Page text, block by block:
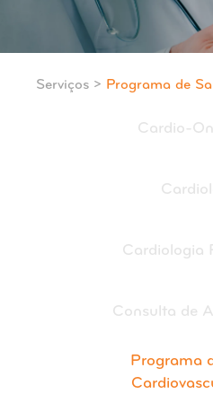
Serviços > Programa de
Cardio-
Cardiologia
Consulta de
Programa